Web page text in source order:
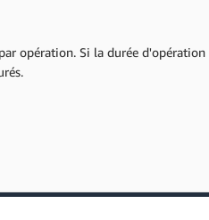
opération. Si la durée